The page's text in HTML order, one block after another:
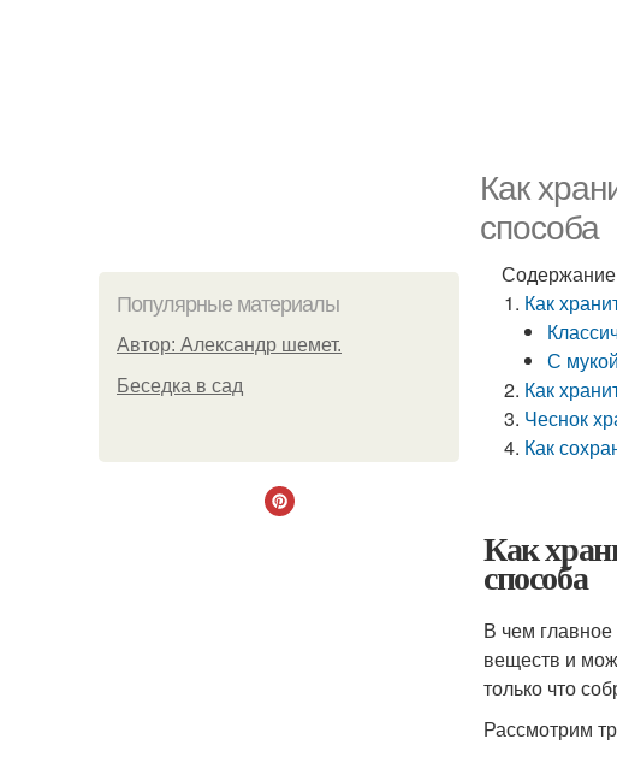
Как
способа
Популярные материалы
Автор: Александр шемет.
Беседка в сад
Содержание
Как
С мукой
Как
Чеснок
Как
Как
способа
В чем
веществ и
только что
Рассмотрим